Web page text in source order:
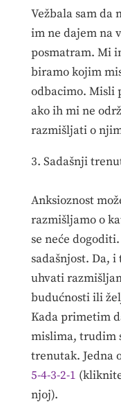
Vežbala sam da
im ne dajem na
posmatram. Mi
biramo kojim
odbacimo. Misli
ako ih mi ne
razmišljati o
3. Sadašnji
Anksioznost
razmišljamo o
se neće
sadašnjost. Da, i
uhvati
budućnosti ili
Kada primetim
mislima, trudim
trenutak. Jedna
5-4-3-2-1
njoj).